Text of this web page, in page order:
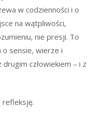
w codzienności i o
na wątpliwości,
nie presji. To
sensie, wierze i
człowiekiem – i z
refleksję.